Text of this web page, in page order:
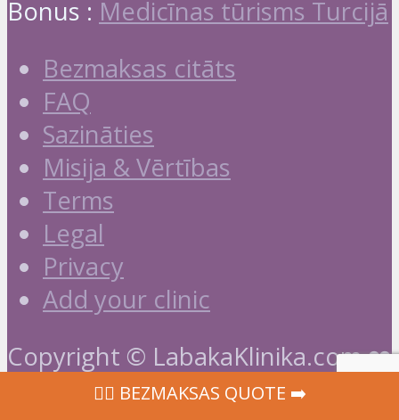
Bonus : Medicīnas tūrisms Turcijā
Bezmaksas citāts
FAQ
Sazināties
Misija & Vērtības
Terms
Legal
Privacy
Add your clinic
Copyright © LabakaKlinika.com ❤️
2020 - 2026 🏥
‍👩‍⚕ BEZMAKSAS QUOTE ➡️